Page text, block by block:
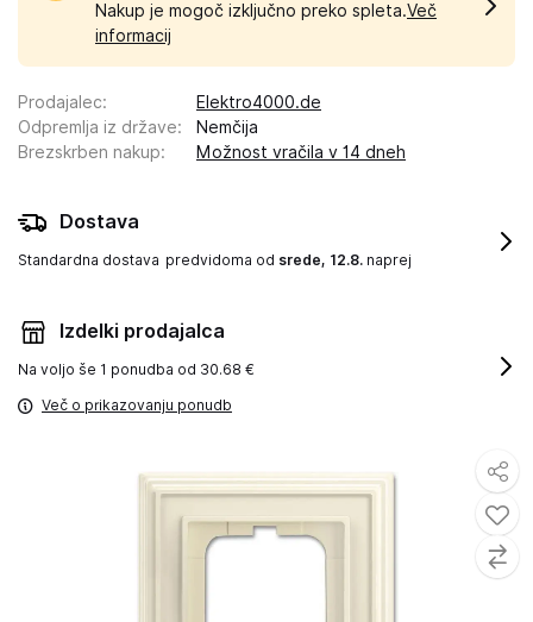
Nakup je mogoč izključno preko spleta.Več
informacij
Prodajalec:
Elektro4000.de
Odpremlja iz države:
Nemčija
Brezskrben nakup: Možnost vračila v 14 dneh
Dostava
Standardna dostava predvidoma od srede, 12.8. naprej
Izdelki prodajalca
Na voljo še 1 ponudba od 30.68 €
Več o prikazovanju ponudb